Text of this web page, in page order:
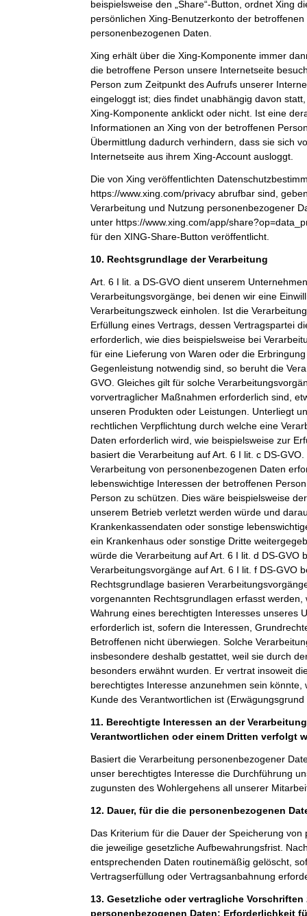
beispielsweise den „Share“-Button, ordnet Xing
persönlichen Xing-Benutzerkonto der
personenbezogenen Daten.
Xing erhält über die Xing-Komponente immer
die betroffene Person unsere Internetseite
Person zum Zeitpunkt des Aufrufs unserer
eingeloggt ist; dies findet unabhängig davon
Xing-Komponente anklickt oder nicht. Ist eine
Informationen an Xing von der betroffenen
Übermittlung dadurch verhindern, dass sie sich
Internetseite aus ihrem Xing-Account ausloggt.
Die von Xing veröffentlichten
https://www.xing.com/privacy abrufbar sind,
Verarbeitung und Nutzung personenbezogener
unter https://www.xing.com/app/
für den XING-Share-Button veröffentlicht.
10. Rechtsgrundlage der Verarbeitung
Art. 6 I lit. a DS-GVO dient unserem
Verarbeitungsvorgänge, bei denen wir eine
Verarbeitungszweck einholen. Ist die
Erfüllung eines Vertrags, dessen Vertragspartei
erforderlich, wie dies beispielsweise bei
für eine Lieferung von Waren oder die
Gegenleistung notwendig sind, so beruht die
GVO. Gleiches gilt für solche
vorvertraglicher Maßnahmen erforderlich sind,
unseren Produkten oder Leistungen. Unterliegt
rechtlichen Verpflichtung durch welche eine
Daten erforderlich wird, wie beispielsweise zur
basiert die Verarbeitung auf Art. 6 I lit. c DS-
Verarbeitung von personenbezogenen Daten
lebenswichtige Interessen der betroffenen
Person zu schützen. Dies wäre beispielsweise
unserem Betrieb verletzt werden würde und
Krankenkassendaten oder sonstige
ein Krankenhaus oder sonstige Dritte
würde die Verarbeitung auf Art. 6 I lit. d DS-GVO
Verarbeitungsvorgänge auf Art. 6 I lit. f DS-GVO
Rechtsgrundlage basieren
vorgenannten Rechtsgrundlagen erfasst werden,
Wahrung eines berechtigten Interesses unseres
erforderlich ist, sofern die Interessen,
Betroffenen nicht überwiegen. Solche
insbesondere deshalb gestattet, weil sie durch
besonders erwähnt wurden. Er vertrat insoweit
berechtigtes Interesse anzunehmen sein
Kunde des Verantwortlichen ist
11. Berechtigte Interessen an der
Verantwortlichen oder einem Dritten verfolgt
Basiert die Verarbeitung personenbezogener
unser berechtigtes Interesse die Durchführung
zugunsten des Wohlergehens all unserer
12. Dauer, für die die personenbezogenen
Das Kriterium für die Dauer der Speicherung
die jeweilige gesetzliche Aufbewahrungsfrist.
entsprechenden Daten routinemäßig gelöscht,
Vertragserfüllung oder Vertragsanbahnung
13. Gesetzliche oder vertragliche
personenbezogenen Daten; Erforderlichkeit